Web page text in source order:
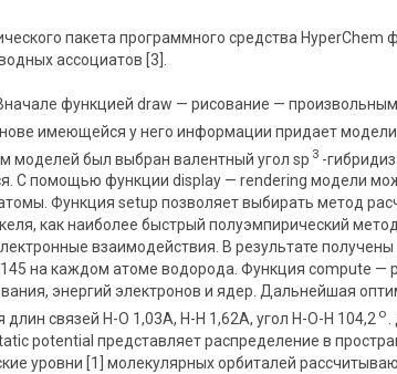
пакета программного средства HyperChem
ассоциатов [3].
функцией draw — рисование —
имеющейся у него информации придает
моделей был выбран валентный угол sp 3 -
С помощью функции display — rendering модели
Функция setup позволяет выбирать метод
как наиболее быстрый полуэмпирический
взаимодействия. В результате
на каждом атоме водорода. Функция compute —
энергий электронов и ядер. Дальнейшая
связей Н-О 1,03А, Н-Н 1,62А, угол Н-О-Н 104,2 о
potential представляет распределение в
уровни [1] молекулярных орбиталей